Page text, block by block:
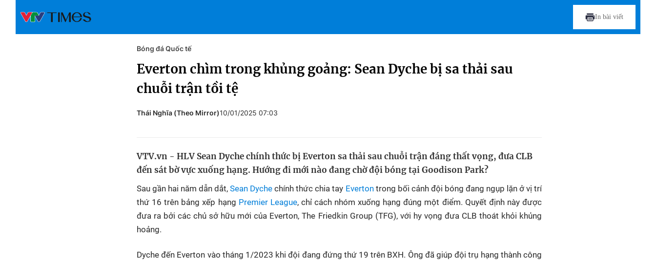
In bài viết
Bóng đá Quốc tế
Everton chìm trong khủng goảng: Sean Dyche bị sa thải sau
chuỗi trận tồi tệ
Thái Nghĩa (Theo Mirror)10/01/2025 07:03
VTV.vn - HLV Sean Dyche chính thức bị Everton sa thải sau chuỗi trận đáng thất vọng, đưa CLB
đến sát bờ vực xuống hạng. Hướng đi mới nào đang chờ đội bóng tại Goodison Park?
Sau gần hai năm dẫn dắt,Sean Dyche chính thức chia tay Evertontrong bối cảnh đội bóng đang ngụp lặn ở vị trí
thứ 16 trên bảng xếp hạng Premier League, chỉ cách nhóm xuống hạng đúng một điểm. Quyết định này được
đưa ra bởi các chủ sở hữu mới của Everton, The Friedkin Group (TFG), với hy vọng đưa CLB thoát khỏi khủng
hoảng.
Dyche đến Everton vào tháng 1/2023 khi đội đang đứng thứ 19 trên BXH. Ông đã giúp đội trụ hạng thành công